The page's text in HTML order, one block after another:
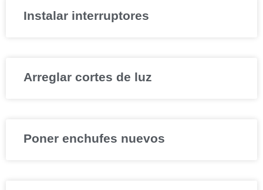
Instalar interruptores
Arreglar cortes de luz
Poner enchufes nuevos